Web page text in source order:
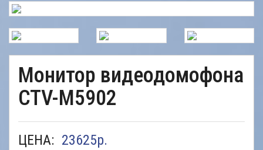
УСЛУГИ
ДОСТАВКА
НАШИ
РАБОТЫ
КОНТАКТЫ
Монитор видеодомофона
CTV-M5902
ЦЕНА: 23625р.